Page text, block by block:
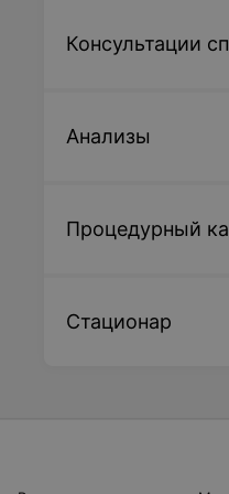
Консультации
Анализы
Процедурный
Стационар